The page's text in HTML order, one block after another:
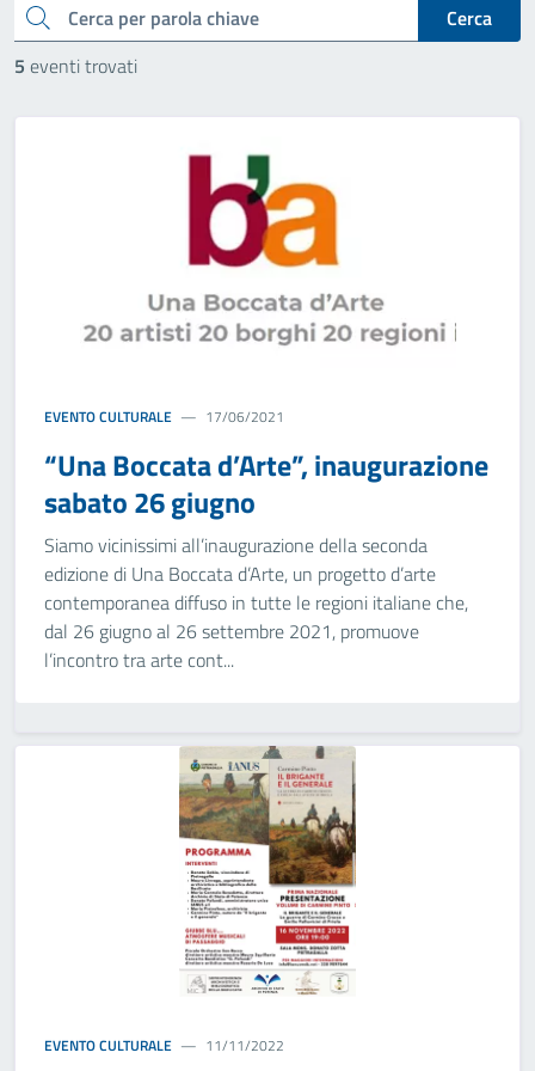
cerca
Cerca
5 eventi trovati
EVENTO CULTURALE 17/06/2021
“Una Boccata d’Arte”, inaugurazione
sabato 26 giugno
Siamo vicinissimi all’inaugurazione della seconda
edizione di Una Boccata d’Arte, un progetto d’arte
contemporanea diffuso in tutte le regioni italiane che,
dal 26 giugno al 26 settembre 2021, promuove
l’incontro tra arte cont...
EVENTO CULTURALE 11/11/2022